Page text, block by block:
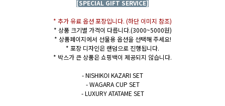
[SPECIAL GIFT SERVICE]
* 추가 유료 옵션 포장입니다. (하단 이미지 참조)
* 상품 크기별 가격이 다릅니다.(3000~5000원)
* 상품페이지에서 선물용 옵션을 선택해 주세요!
* 포장 디자인은 랜덤으로 진행됩니다.
* 박스가 큰 상품은 쇼핑백이 제공되지 않습니다.
- NISHIKOI KAZARI SET
- WAGARA CUP SET
- LUXURY ATATAME SET